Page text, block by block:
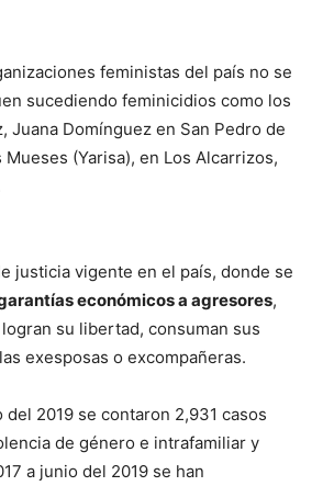
feministas del país no se
sucediendo feminicidios como los
Juana Domínguez en San Pedro de
(Yarisa), en Los Alcarrizos,
justicia vigente en el país, donde se
económicos a agresores,
su libertad, consuman sus
exesposas o excompañeras.
del 2019 se contaron 2,931 casos
de género e intrafamiliar y
a junio del 2019 se han